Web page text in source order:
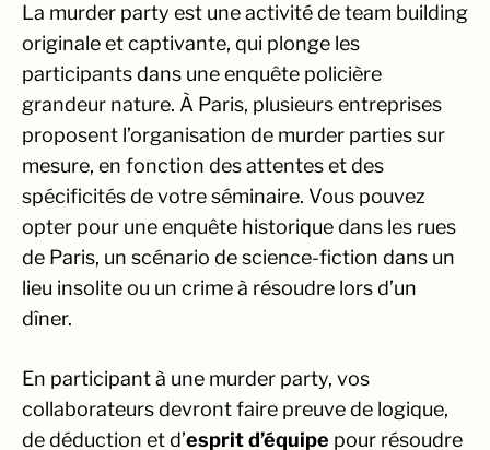
La murder party est une activité de team building
originale et captivante, qui plonge les
participants dans une enquête policière
grandeur nature. À Paris, plusieurs entreprises
proposent l’organisation de murder parties sur
mesure, en fonction des attentes et des
spécificités de votre séminaire. Vous pouvez
opter pour une enquête historique dans les rues
de Paris, un scénario de science-fiction dans un
lieu insolite ou un crime à résoudre lors d’un
dîner.
En participant à une murder party, vos
collaborateurs devront faire preuve de logique,
de déduction et d’esprit d’équipe pour résoudre